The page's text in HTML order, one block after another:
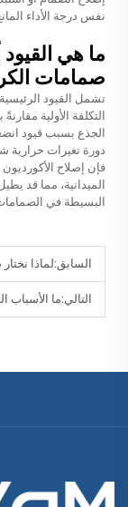
نفس درجة الأداء
ما هي
صمامات
تشمل القيود
التكلفة الأولية
الجذع بسبب قيود
دورة تغيرات حرارية
فإن إصلاح
الميدانية، مما قد
البسيطة في الصمامات
السابق:لماذا
التالي:ما الأسباب